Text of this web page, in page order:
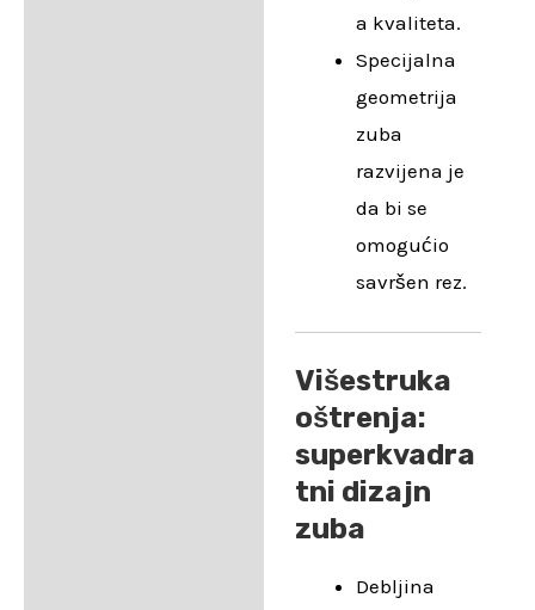
a kvaliteta.
Specijalna
geometrija
zuba
razvijena je
da bi se
omogućio
savršen rez.
Višestruka
oštrenja:
superkvadra
tni dizajn
zuba
Debljina